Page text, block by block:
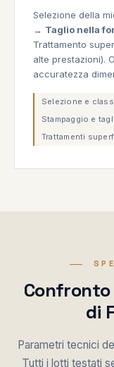
Selezione della
→ Taglio nella
Trattamento
alte prestazioni).
accuratezza
Selezione e
Stampaggio e
Trattamenti
Confronto
di
Parametri tecnici
Tutti i lotti testati